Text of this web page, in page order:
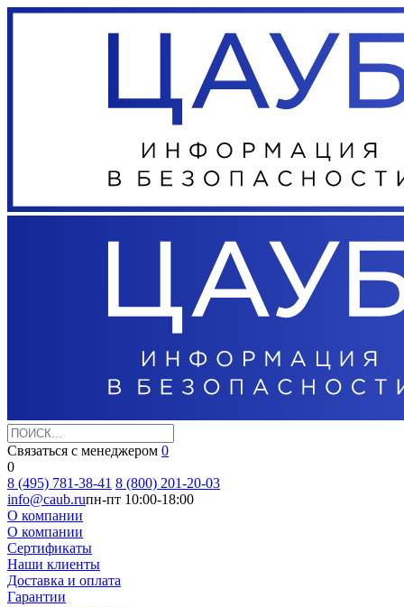
Связаться с менеджером 0
0
8 (495) 781-38-41 8 (800) 201-20-03
info@caub.ruпн-пт 10:00-18:00
О компании
О компании
Сертификаты
Наши клиенты
Доставка и оплата
Гарантии